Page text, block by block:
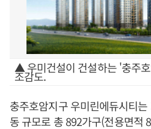
▲ 우미건설이 건설하는 '충주
조감도.
충주호암지구 우미린에듀시티
동 규모로 총 892가구(전용면적